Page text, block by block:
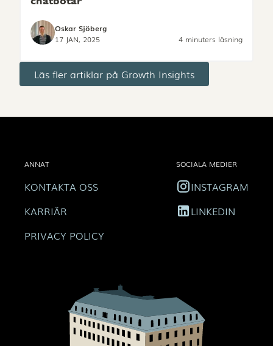
Oskar Sjöberg
17 JAN, 2025
4 minuters läsning
Läs fler artiklar på Growth Insights
ANNAT
KONTAKTA OSS
KARRIÄR
PRIVACY POLICY
SOCIALA MEDIER
INSTAGRAM
LINKEDIN